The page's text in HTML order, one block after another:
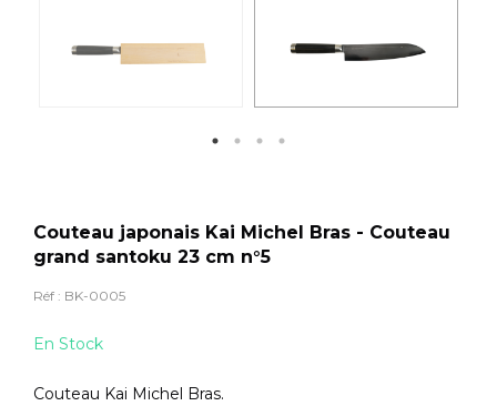
Couteau japonais Kai Michel Bras - Couteau
grand santoku 23 cm n°5
Réf : BK-0005
En Stock
Couteau Kai Michel Bras.